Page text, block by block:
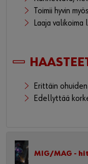
Toimii hyvin
Laaja
Erittäin
Edellyttää
MIG/MAG -